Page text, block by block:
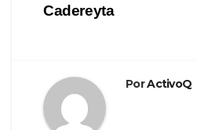
Cadereyta
PorActivoQ